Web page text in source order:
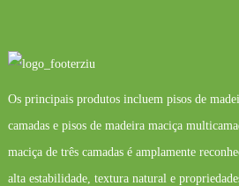
Os principais produtos incluem pisos de
camadas e pisos de madeira maciça
maciça de três camadas é amplamente
alta estabilidade, textura natural e